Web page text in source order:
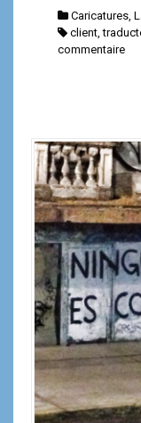
Caricatures,
client,
commentaire